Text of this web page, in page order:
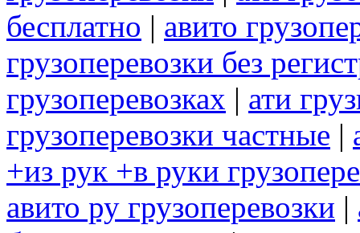
бесплатно | авито
грузоперевозки без
грузоперевозках | ати
грузоперевозки частные |
+из рук +в руки
авито ру грузоперевозки |